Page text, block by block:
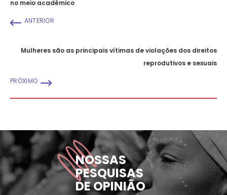
no meio acadêmico
ANTERIOR
Mulheres são as principais vítimas de violações dos direitos
reprodutivos e sexuais
PRÓXIMO
NOSSAS
PESQUISAS
DE OPINIÃO